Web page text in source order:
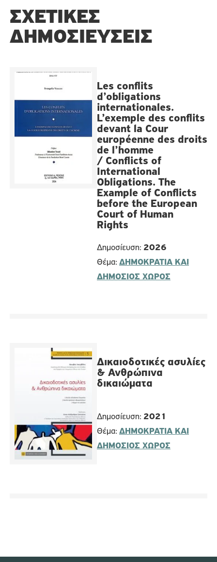
ΣΧΕΤΙΚΈΣ
ΔΗΜΟΣΙΕΎΣΕΙΣ
Les conflits
d’obligations
internationales.
L’exemple des conflits
devant la Cour
européenne des droits
de l’homme
/ Conflicts of
International
Obligations. The
Example of Conflicts
before the European
Court of Human
Rights
Δημοσίευση: 2026
Θέμα: ΔΗΜΟΚΡΑΤΙΑ ΚΑΙ
ΔΗΜΟΣΙΟΣ ΧΩΡΟΣ
Δικαιοδοτικές ασυλίες
& Ανθρώπινα
δικαιώματα
Δημοσίευση: 2021
Θέμα: ΔΗΜΟΚΡΑΤΙΑ ΚΑΙ
ΔΗΜΟΣΙΟΣ ΧΩΡΟΣ